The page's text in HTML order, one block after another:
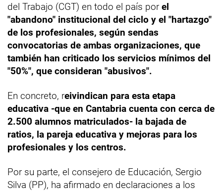
del Trabajo (CGT) en todo el país por el
"abandono" institucional del ciclo y el "hartazgo"
de los profesionales, según sendas
convocatorias de ambas organizaciones, que
también han criticado los servicios mínimos del
"50%", que consideran "abusivos".
En concreto, reivindican para esta etapa
educativa -que en Cantabria cuenta con cerca de
2.500 alumnos matriculados- la bajada de
ratios, la pareja educativa y mejoras para los
profesionales y los centros.
Por su parte, el consejero de Educación, Sergio
Silva (PP), ha afirmado en declaraciones a los